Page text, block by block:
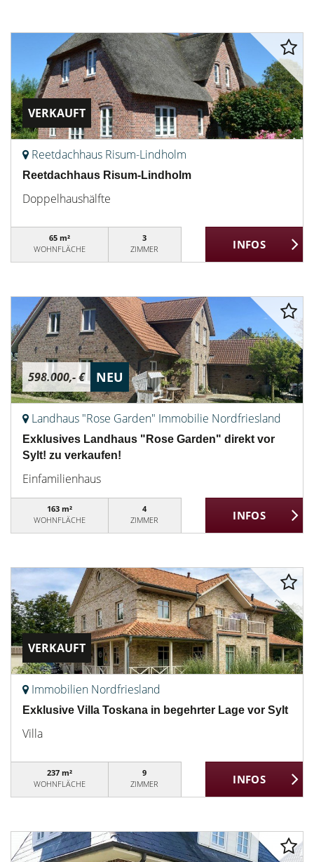
VERKAUFT
Reetdachhaus Risum-Lindholm
Reetdachhaus Risum-Lindholm
Doppelhaushälfte
65 m²
WOHNFLÄCHE
3
ZIMMER
598.000,- € NEU
Landhaus "Rose Garden" Immobilie Nordfriesland
Exklusives Landhaus "Rose Garden" direkt vor
Sylt! zu verkaufen!
Einfamilienhaus
163 m²
WOHNFLÄCHE
4
ZIMMER
VERKAUFT
Immobilien Nordfriesland
Exklusive Villa Toskana in begehrter Lage vor Sylt
Villa
237 m²
WOHNFLÄCHE
9
ZIMMER